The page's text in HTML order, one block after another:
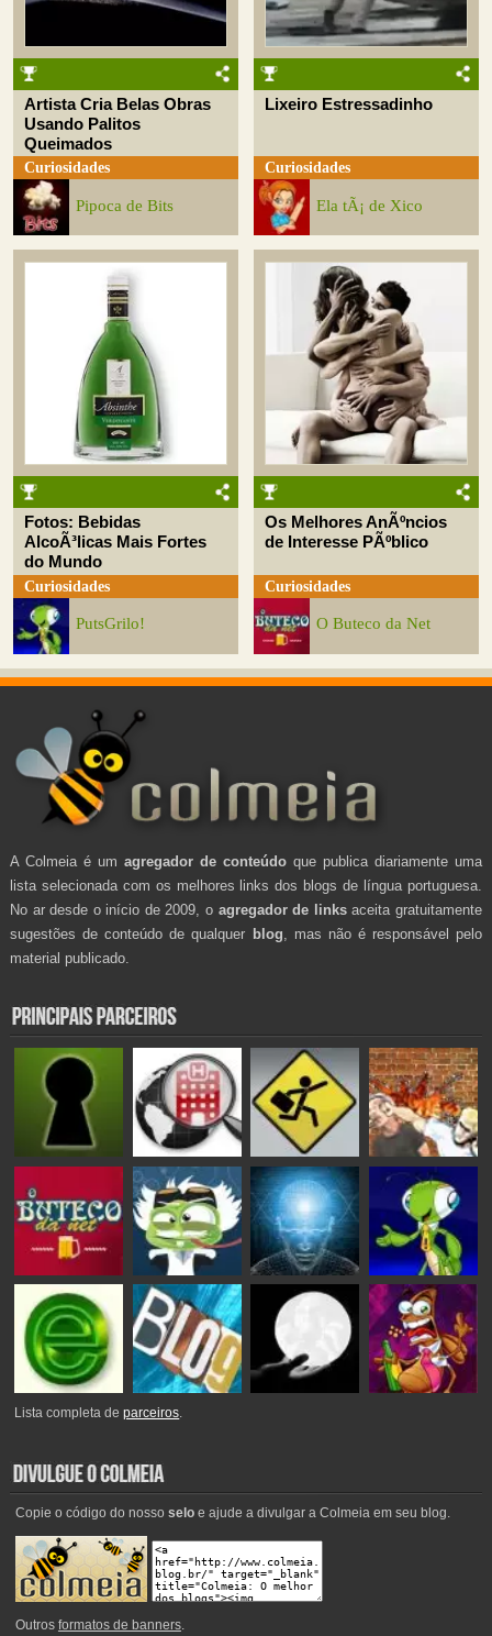
Artista Cria Belas Obras
Usando Palitos
Queimados
Curiosidades
Pipoca de Bits
Lixeiro Estressadinho
Curiosidades
Ela tÃ¡ de Xico
Fotos: Bebidas
AlcoÃ³licas Mais Fortes
do Mundo
Curiosidades
PutsGrilo!
Os Melhores AnÃºncios
de Interesse PÃºblico
Curiosidades
O Buteco da Net
A Colmeia é um agregador de conteúdo que publica diariamente uma
lista selecionada com os melhores links dos blogs de língua portuguesa.
No ar desde o início de 2009, o agregador de linksaceita gratuitamente
sugestões de conteúdo de qualquer blog , mas não é responsável pelo
material publicado.
Lista completa deparceiros.
Copie o código do nosso seloe ajude a divulgar a Colmeia em seu blog.
Outros formatos de banners.